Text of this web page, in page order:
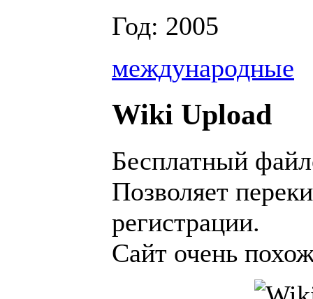
Год: 2005
международные
Wiki Upload
Бесплатный
Позволяет
регистрации.
Сайт очень